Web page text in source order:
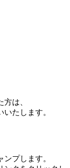
は、
たします。
プします。